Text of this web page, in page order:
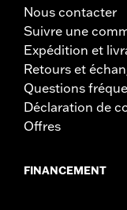
Nous contacter
Suivre une
Expédition et
Retours et
Questions
Déclaration de
Offres
FINANCEMENT